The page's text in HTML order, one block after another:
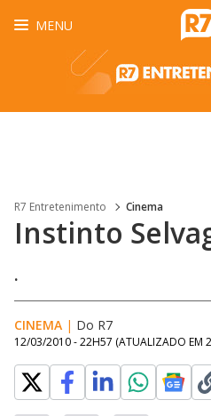
MENU
R7 Entretenimento Cinema
Instinto
.
CINEMA | Do R7
12/03/2010 - 22H57 (ATUALIZADO EM